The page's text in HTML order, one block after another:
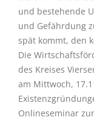
und bestehende
und Gefährdung
spät kommt, den
Die
des Kreises
am Mittwoch,
Onlineseminar